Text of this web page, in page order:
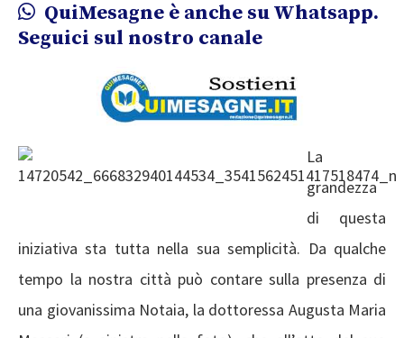
QuiMesagne è anche su Whatsapp.
Seguici sul nostro canale
La
grandezza
di questa
iniziativa sta tutta nella sua semplicità. Da qualche
tempo la nostra città può contare sulla presenza di
una giovanissima Notaia, la dottoressa Augusta Maria